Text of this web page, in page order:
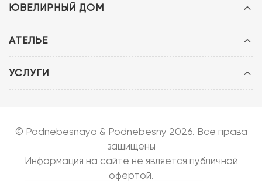
ЮВЕЛИРНЫЙ ДОМ
АТЕЛЬЕ
УСЛУГИ
© Podnebesnaya & Podnebesny 2026. Все права
защищены
Информация на сайте не является публичной
офертой.